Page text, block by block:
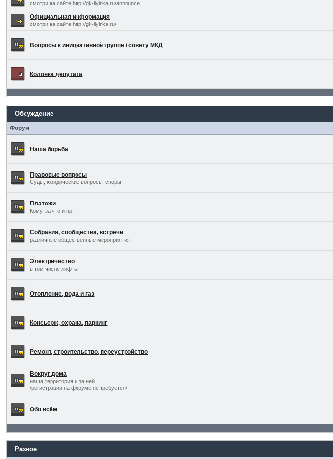
смотри на сайте http://gk-ilyinka.ru/announce
Официальная информация
смотри на сайте http://gk-ilyinka.ru/
Вопросы к инициативной группе / совету МКД
Колонка депутата
Обсуждение
Форум
Наша борьба
Правовые вопросы
Суды, юридические вопросы, споры
Платежи
Кому, за что и пр.
Собрания, сообщества, встречи
различные общественные мероприятия
Электричество
в том числе лифты
Отопление, вода и газ
Консьерж, охрана, паркинг
Ремонт, строительство, переустройство
Вокруг дома
наша территория и за ней
/регистрация на форуме не требуется/
Обо всём
Разное